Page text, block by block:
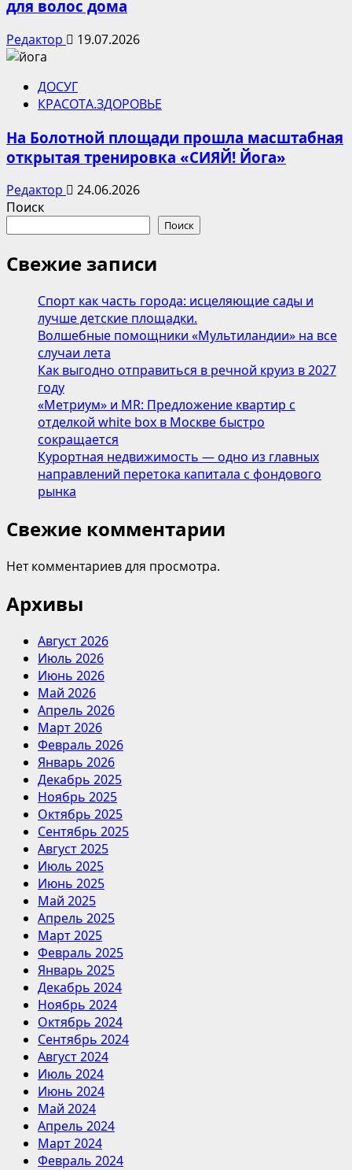
для волос дома
Редактор 19.07.2026
ДОСУГ
КРАСОТА.ЗДОРОВЬЕ
На Болотной площади прошла масштабная
открытая тренировка «СИЯЙ! Йога»
Редактор
24.06.2026
Поиск
Поиск
Свежие записи
Спорт как часть города: исцеляющие сады и
лучше детские площадки.
Волшебные помощники «Мультиландии» на все
случаи лета
Как выгодно отправиться в речной круиз в 2027
году
«Метриум» и MR: Предложение квартир с
отделкой white box в Москве быстро
сокращается
Курортная недвижимость — одно из главных
направлений перетока капитала с фондового
рынка
Свежие комментарии
Нет комментариев для просмотра.
Архивы
Август 2026
Июль 2026
Июнь 2026
Май 2026
Апрель 2026
Март 2026
Февраль 2026
Январь 2026
Декабрь 2025
Ноябрь 2025
Октябрь 2025
Сентябрь 2025
Август 2025
Июль 2025
Июнь 2025
Май 2025
Апрель 2025
Март 2025
Февраль 2025
Январь 2025
Декабрь 2024
Ноябрь 2024
Октябрь 2024
Сентябрь 2024
Август 2024
Июль 2024
Июнь 2024
Май 2024
Апрель 2024
Март 2024
Февраль 2024